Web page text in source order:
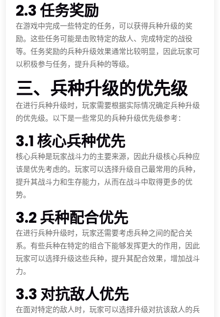
2.3 任务奖励
在游戏中完成一些特定的任务，可以获得兵种升级的奖
励。这些任务可能是击败特定的敌人、完成特定的战役
等。任务奖励的兵种升级效果通常比较明显，因此玩家可
以积极参与任务，提升兵种的等级。
三、兵种升级的优先级
在进行兵种升级时，玩家需要根据实际情况确定兵种升级
的优先级。以下是一些常见的兵种升级优先级参考：
3.1 核心兵种优先
核心兵种是玩家战斗力的主要来源，因此升级核心兵种应
该是优先考虑的。玩家可以选择升级自己最常用的兵种，
提升其战斗力和生存能力，从而在战斗中取得更多的优
势。
3.2 兵种配合优先
在进行兵种升级时，玩家还需要考虑兵种之间的配合关
系。有些兵种在特定的组合下能够发挥更大的作用，因此
玩家可以选择升级这些兵种，提升其配合效果，增加战斗
力。
3.3 对抗敌人优先
在面对特定的敌人时，玩家可以选择升级对抗该敌人的兵